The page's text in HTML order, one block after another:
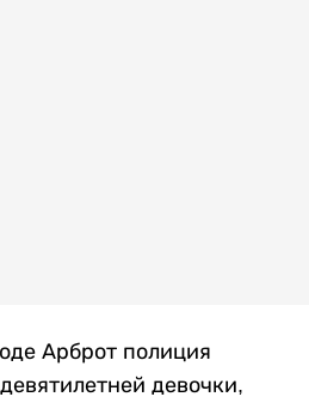
Арброт полиция
девочки,